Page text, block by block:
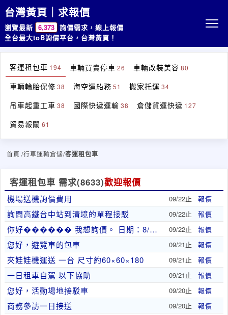
台灣黃頁｜求報價
瀏覽最新 6,373 詢價需求，線上報價
全台最大toB詢價平台，台灣黃頁！
客運租包車 194 車輛買賣停車 26 車輛改裝美容 80
車輛輪胎保修 38 海空運船務 51 搬家托運 34
吊車起重工車 38 國際快遞運輸 38 倉儲貨運快遞 127
貿易報關 61
首頁 /行車運輸倉儲/客運租包車
客運租包車 需求(8633)歡迎報價
機場送機詢價費用 09/22止 報價
詢問高鐵台中站到清境的單程接駁 09/22止 報價
你好������ 我想詢價。 日期：8/19 從.. 09/22止 報價
您好，遊覽車的包車 09/21止 報價
夾娃娃機運送 一台 尺寸約60×60×180 09/21止 報價
一日租車自駕 以下協助 09/21止 報價
您好，活動場地接駁車 09/20止 報價
商務參訪一日接送 09/20止 報價